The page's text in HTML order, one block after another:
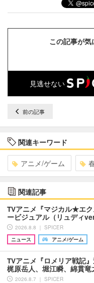
この記事が気
見逃せない
前の記事
関連キーワード
アニメ/ゲーム
関連記事
TVアニメ『マジカル★エ
ービジュアル（リュディ
2026.8.8 ｜ SPICER
ニュース
アニメ/ゲーム
TVアニメ『ロメリア戦記
梶原岳人、堀江瞬、綿貫
2026.8.7 ｜ SPICER